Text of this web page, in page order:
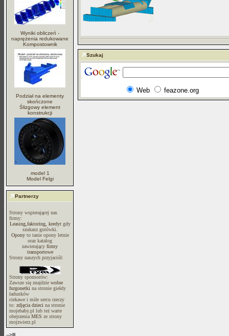
Wyniki obliczeń -
naprężenia redukowane
Kompostownik
Podział na elementy
skończone
Ślizgowy element
konstrukcji
model 1
Model Felgi
Partnerzy
Strony wspierającej nas
firmy:
Leasing,faktoring, kredytgdy
szukasz gotówki.
Oponyto tanie opony letnie
oraz katalog
zawierający firmy
transportowe
Strony naszych przyjaciół:
Strony sponsorów:
Zawsze się znajdzie wolne
furgonetki na stronie giełdy
ładunków
ciekawe i miłe sercu rzeczy
to: zdjęcia dzieci na stronie
mojebaby.pl lub też warte
obejrzenia MES ze strony
mojzwierz.pl
-->lll
Szukaj
Web feazone.org